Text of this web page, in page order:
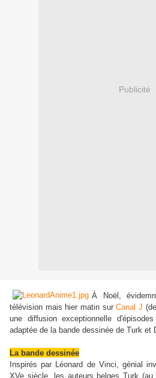
Publicité
À Noël,
télévision mais hier matin surCanal J
une diffusion exceptionnelle
adaptée de la bande dessinée de Turk et
La bande dessinée
Inspirés par Léonard de Vinci, génial
XVe siècle, les auteurs belges Turk